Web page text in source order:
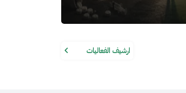
ارشيف الفعاليات